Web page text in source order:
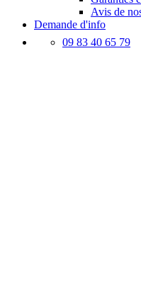
Avis de
Demande d'info
09 83 40 65 79